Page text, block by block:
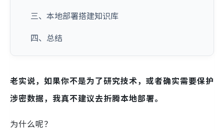
三、本地部署搭建知识库
四、总结
老实说，如果你不是为了研究技术，或者确实需要保护
涉密数据，我真不建议去折腾本地部署。
为什么呢？